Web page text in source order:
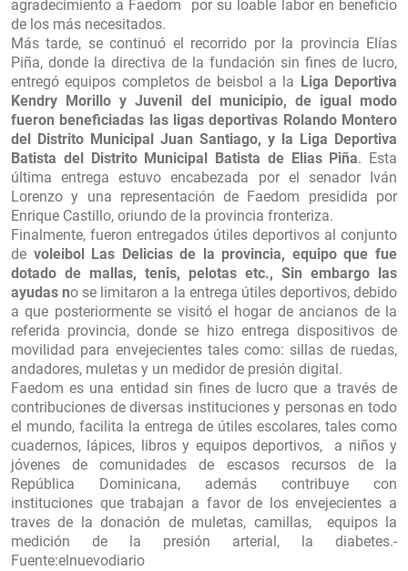
agradecimiento a Faedom
por su loable labor en beneficio
de los más necesitados.
Más tarde, se continuó el recorrido por la provincia Elías
Piña, donde la directiva de la fundación sin fines de lucro,
entregó equipos completos de beisbol a la Liga Deportiva
Kendry Morillo y Juvenil del municipio, de igual modo
fueron beneficiadas las ligas deportivas Rolando Montero
del Distrito Municipal Juan Santiago, y la Liga Deportiva
Batista del Distrito Municipal Batista de Elias Piña. Esta
última entrega estuvo encabezada por el senador Iván
Lorenzo y una representación de Faedom presidida por
Enrique Castillo, oriundo de la provincia fronteriza.
Finalmente, fueron entregados útiles deportivos al conjunto
de voleibol Las Delicias de la provincia, equipo que fue
dotado de mallas, tenis, pelotas etc., Sin embargo las
ayudas no se limitaron a la entrega útiles deportivos, debido
a que posteriormente se visitó el hogar de ancianos de la
referida provincia, donde se hizo entrega dispositivos de
movilidad para envejecientes tales como: sillas de ruedas,
andadores, muletas y un medidor de presión digital.
Faedom es una entidad sin fines de lucro que a través de
contribuciones de diversas instituciones y personas en todo
el mundo, facilita la entrega de útiles escolares, tales como
cuadernos, lápices, libros y equipos deportivos,
a niños y
jóvenes de comunidades de escasos recursos de la
República Dominicana, además contribuye con
instituciones que trabajan a favor de los envejecientes a
traves de la donación de muletas, camillas,
equipos la
medición de la presión arterial, la diabetes.-
Fuente:elnuevodiario